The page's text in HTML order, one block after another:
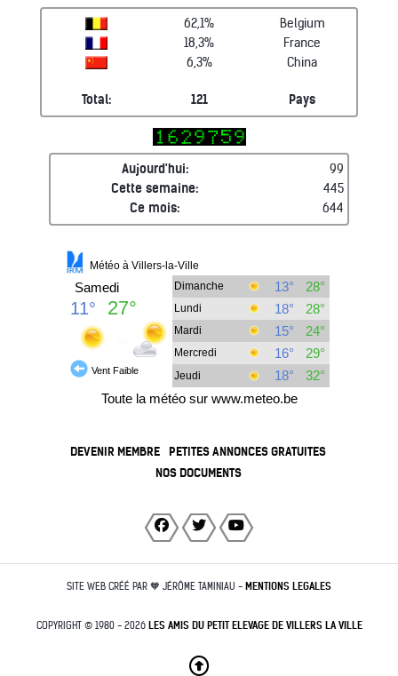
62,1%
Belgium
18,3%
France
6,3%
China
Total: 121 Pays
Aujourd'hui:
99
Cette semaine:
445
Ce mois:
644
DEVENIR MEMBRE
PETITES ANNONCES GRATUITES
NOS DOCUMENTS
SITE WEB CRÉÉ PAR 🧡 JÉRÔME TAMINIAU - MENTIONS LEGALES
COPYRIGHT © 1980 - 2026 LES AMIS DU PETIT ELEVAGE DE VILLERS LA VILLE